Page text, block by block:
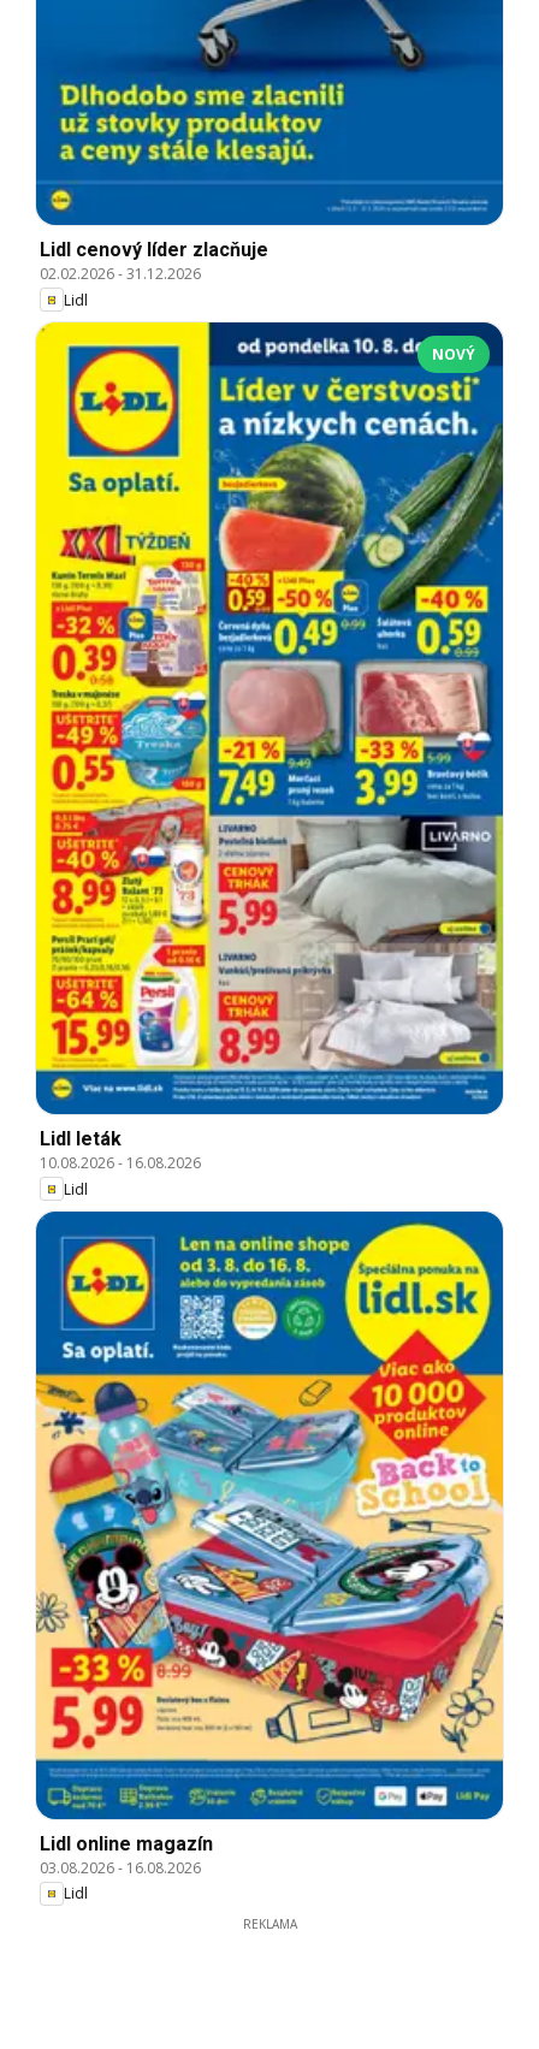
Lidl cenový líder zlacňuje
02.02.2026-31.12.2026
Lidl
NOVÝ
Lidl leták
10.08.2026- 16.08.2026
Lidl
Lidl online magazín
03.08.2026- 16.08.2026
Lidl
REKLAMA